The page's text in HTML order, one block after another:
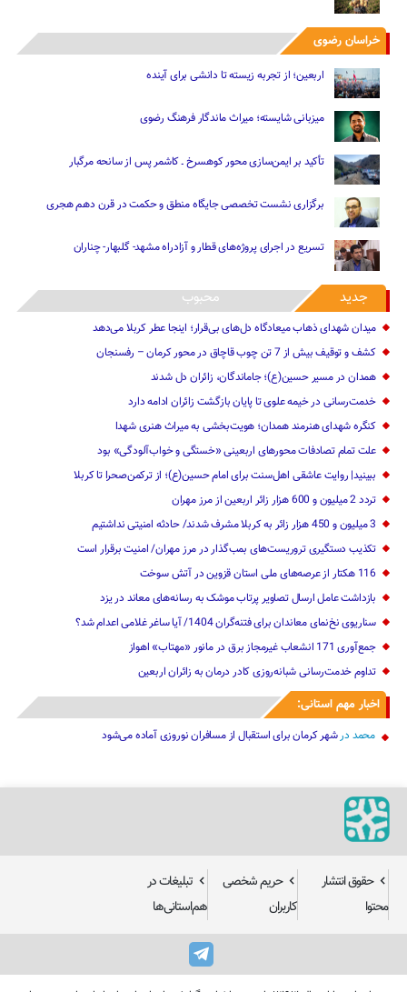
خراسان رضوی
اربعین؛ از تجربه زیسته تا دانشی برای آینده
میزبانی شایسته؛ میراث ماندگار فرهنگ رضوی
تأکید بر ایمن‌سازی محور کوهسرخ ـ کاشمر پس از سانحه مرگبار
برگزاری نشست تخصصی جایگاه منطق و حکمت در قرن دهم هجری
تسریع در اجرای پروژه‌های قطار و آزادراه مشهد- گلبهار- چناران
جدید محبوب
میدان شهدای ذهاب میعادگاه دل‌های بی‌قرار؛ اینجا عطر کربلا می‌دهد
کشف و توقیف بیش از 7 تن چوب قاچاق در محور کرمان – رفسنجان
همدان در مسیر حسین(ع)؛ جاماندگان، زائران دل شدند
خدمت‌رسانی در خیمه علوی تا پایان بازگشت زائران ادامه دارد
کنگره شهدای هنرمند همدان؛ هویت‌بخشی به میراث هنری شهدا
علت تمام‌ تصادفات محورهای اربعینی‌ «خستگی و خواب‌آلودگی» ‌بود
ببینید| روایت عاشقی اهل‌سنت برای امام حسین(ع)؛ از ترکمن‌صحرا تا کربلا
تردد 2 میلیون و 600 هزار زائر اربعین از مرز مهران‌‌
3 میلیون و 450 هزار ‌زائر به کربلا مشرف شد‌ند/‌ حادثه امنیتی نداشتیم
تکذیب دستگیری تروریست‌های بمب‌گذار در مرز مهران/ امنیت برقرار است
116 هکتار از عرصه‌های ملی استان قزوین در آتش سوخت
بازداشت عامل ارسال تصاویر پرتاب موشک به رسانه‌های معاند در یزد
سناریوی نخ‌نمای معاندان برای ‌فتنه‌گران 1404/ آیا ساغر غلامی اعدام شد؟
جمع‌آوری 171 انشعاب غیرمجاز برق در مانور «مهتاب» اهواز
تداوم خدمت‌رسانی شبانه‌روزی کادر درمان به زائران اربعین
اخبار مهم استانی:
محمد درشهر کرمان برای استقبال از مسافران نوروزی آماده می‌شود
حقوق انتشار
محتوا
حریم شخصی
کاربران
تبلیغات در
هم‌استانی‌ها